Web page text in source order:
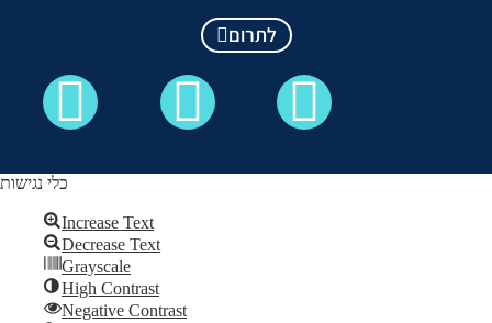
לתרום
Skip to content
כלי נגישות
Increase Text
Decrease Text
Grayscale
High Contrast
Negative Contrast